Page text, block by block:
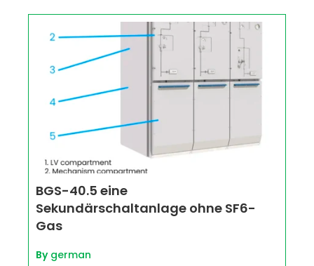
BGS-40.5 eine
Sekundärschaltanlage ohne SF6-
Gas
By german